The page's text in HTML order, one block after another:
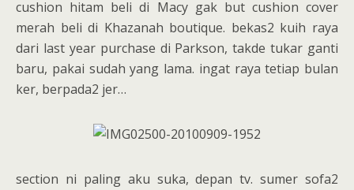
cushion hitam beli di Macy gak but cushion cover
merah beli di Khazanah boutique. bekas2 kuih raya
dari last year purchase di Parkson, takde tukar ganti
baru, pakai sudah yang lama. ingat raya tetiap bulan
ker, berpada2 jer…
section ni paling aku suka, depan tv. sumer sofa2